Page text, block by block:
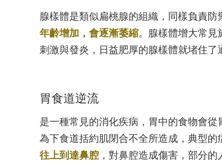
腺樣體是類似扁桃腺的組織，同樣負責
年齡增加，會逐漸萎縮。腺樣體增大常
刺激與發炎，日益肥厚的腺樣體就堵住了
胃食道逆流
是一種常見的消化疾病，胃中的食物會
為下食道括約肌閉合不全所造成，典型的
往上到達鼻腔 ，對鼻腔造成傷害，部分